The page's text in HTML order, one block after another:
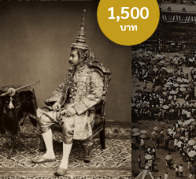
บาท
1,500